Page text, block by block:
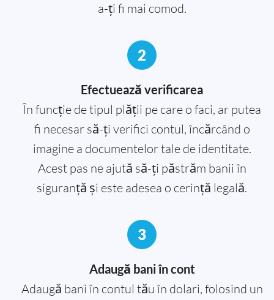
a-ți fi mai comod.
2
Efectuează verificarea
În funcție de tipul plății pe care o faci, ar putea
fi necesar să-ți verifici contul, încărcând o
imagine a documentelor tale de identitate.
Acest pas ne ajută să-ți păstrăm banii în
siguranță și este adesea o cerință legală.
3
Adaugă bani în cont
Adaugă bani în contul tău în dolari, folosind un